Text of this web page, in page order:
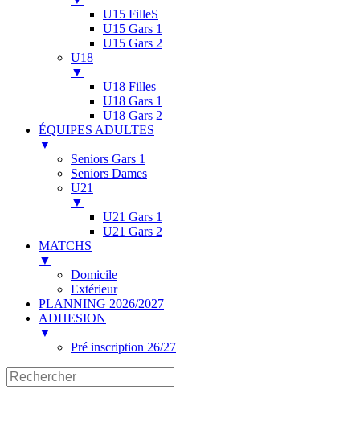
U15 FilleS
U15 Gars 1
U15 Gars 2
U18
▼
U18 Filles
U18 Gars 1
U18 Gars 2
ÉQUIPES ADULTES
▼
Seniors Gars 1
Seniors Dames
U21
▼
U21 Gars 1
U21 Gars 2
MATCHS
▼
Domicile
Extérieur
PLANNING 2026/2027
ADHESION
▼
Pré inscription 26/27